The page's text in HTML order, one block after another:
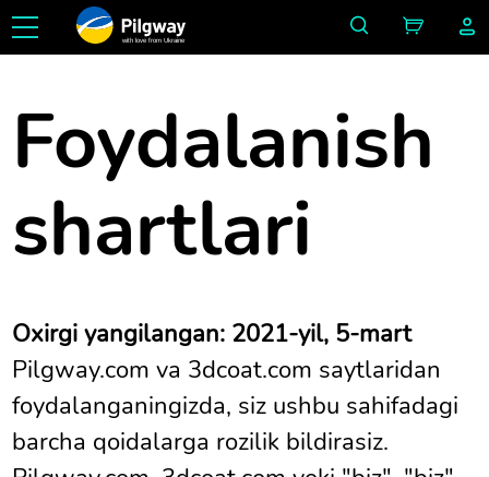
with love from Ukraine
Foydalanish
shartlari
Oxirgi yangilangan: 2021-yil, 5-mart
Pilgway.com va 3dcoat.com saytlaridan
foydalanganingizda, siz ushbu sahifadagi
barcha qoidalarga rozilik bildirasiz.